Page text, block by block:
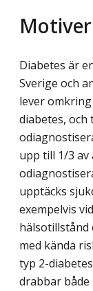
Diabetes är
Sverige och
lever
diabetes, och
upp till 1/3 av
upptäcks
exempelvis
hälsotillstånd
med kända
typ 2-
drabbar